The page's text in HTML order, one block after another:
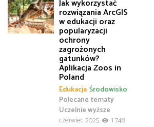
Jak wykorzystać
rozwiązania ArcGIS
w edukacji oraz
popularyzacji
ochrony
zagrożonych
gatunków?
Aplikacja Zoos in
Poland
Edukacja
Polecane tematy
Środowisko
Uczelnie wyższe
czerwiec 2025
1 748